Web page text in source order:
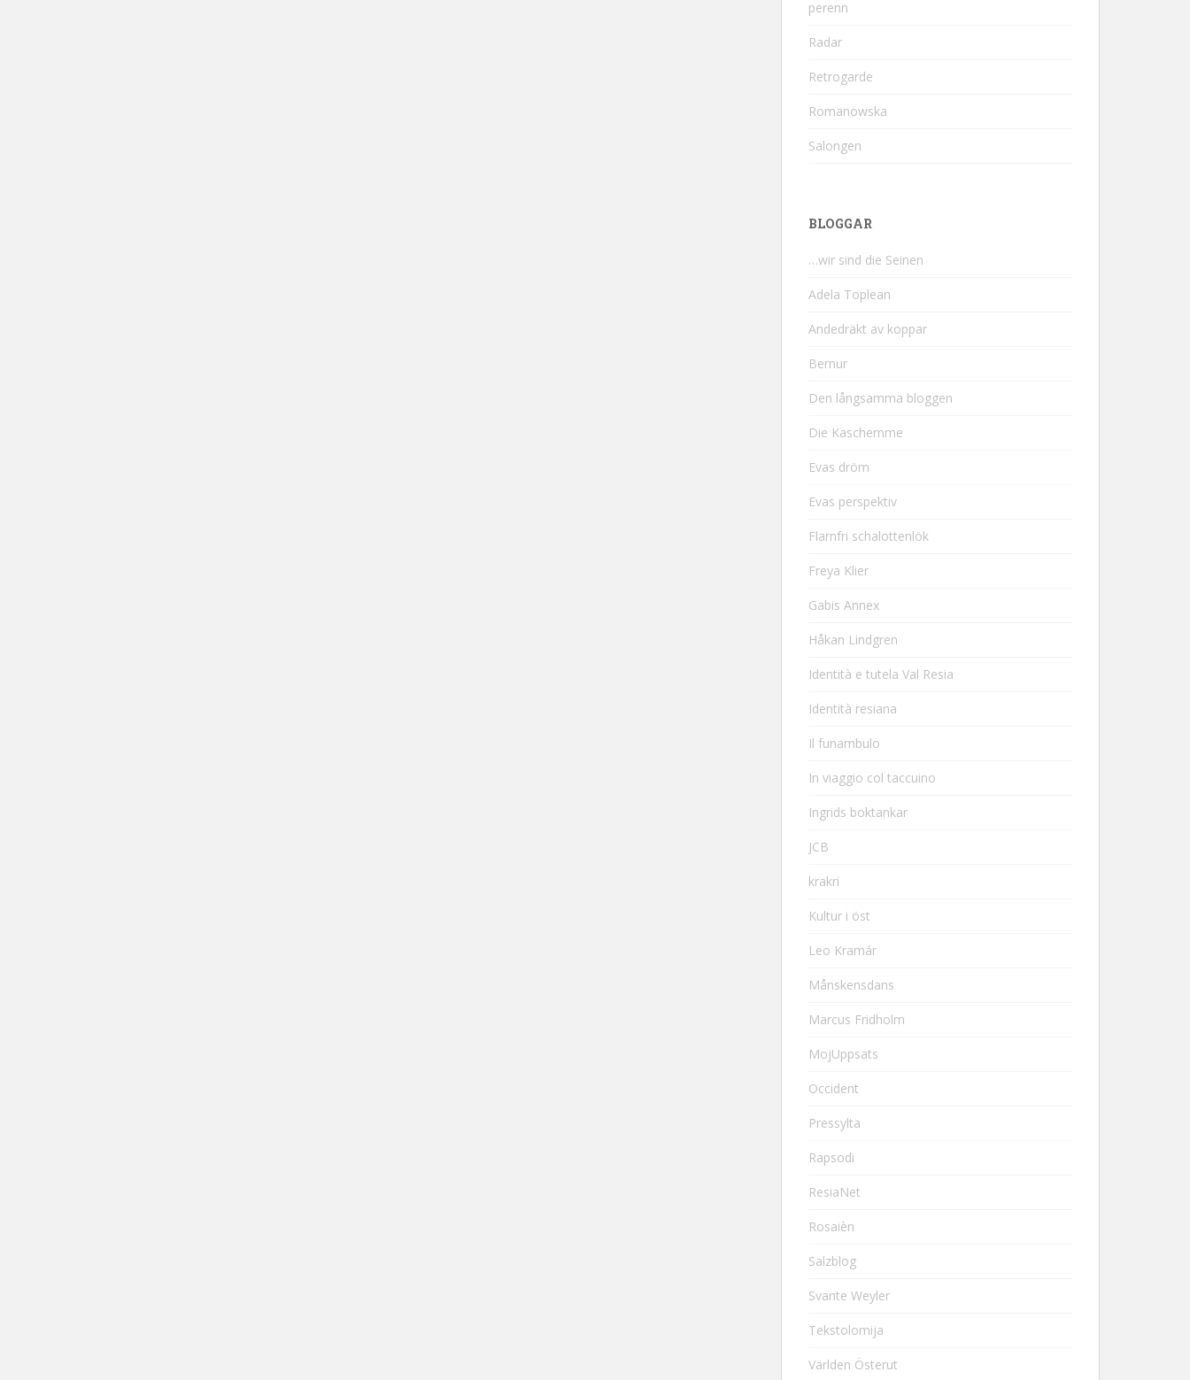
perenn
Radar
Retrogarde
Romanowska
Salongen
BLOGGAR
…wir sind die Seinen
Adela Toplean
Andedräkt av koppar
Bernur
Den långsamma bloggen
Die Kaschemme
Evas dröm
Evas perspektiv
Flarnfri schalottenlök
Freya Klier
Gabis Annex
Håkan Lindgren
Identità e tutela Val Resia
Identità resiana
Il funambulo
In viaggio col taccuino
Ingrids boktankar
JCB
krakri
Kultur i öst
Leo Kramár
Månskensdans
Marcus Fridholm
MojUppsats
Occident
Pressylta
Rapsodi
ResiaNet
Rosaièn
Salzblog
Svante Weyler
Tekstolomija
Världen Österut